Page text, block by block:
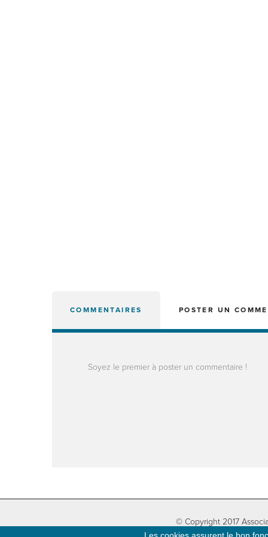
COMMENTAIRES POSTER UN
Soyez le premier à poster un commentaire !
© Copyright 2017